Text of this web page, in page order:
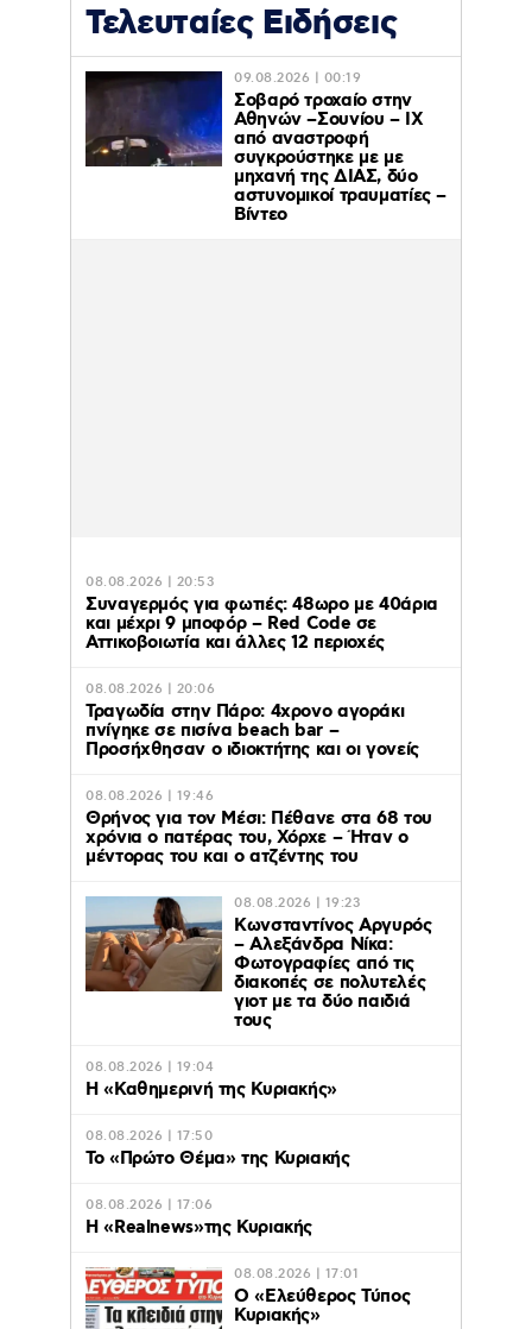
Τελευταίες Ειδήσεις
09.08.2026 | 00:19
Σοβαρό τροχαίο στην
Αθηνών –Σουνίου – ΙΧ
από αναστροφή
συγκρούστηκε με με
μηχανή της ΔΙΑΣ, δύο
αστυνομικοί τραυματίες –
Βίντεο
08.08.2026 | 20:53
Συναγερμός για φωτιές: 48ωρο με 40άρια
και μέχρι 9 μποφόρ – Red Code σε
Αττικοβοιωτία και άλλες 12 περιοχές
08.08.2026 | 20:06
Τραγωδία στην Πάρο: 4χρονο αγοράκι
πνίγηκε σε πισίνα beach bar –
Προσήχθησαν ο ιδιοκτήτης και οι γονείς
08.08.2026 | 19:46
Θρήνος για τον Μέσι: Πέθανε στα 68 του
χρόνια ο πατέρας του, Χόρχε – Ήταν ο
μέντορας του και ο ατζέντης του
08.08.2026 | 19:23
Κωνσταντίνος Αργυρός
– Αλεξάνδρα Νίκα:
Φωτογραφίες από τις
διακοπές σε πολυτελές
γιοτ με τα δύο παιδιά
τους
08.08.2026 | 19:04
H «Καθημερινή της Κυριακής»
08.08.2026 | 17:50
Το «Πρώτο Θέμα» της Κυριακής
08.08.2026 | 17:06
Η «Realnews»της Κυριακής
08.08.2026 | 17:01
Ο «Eλεύθερος Τύπος
Κυριακής»